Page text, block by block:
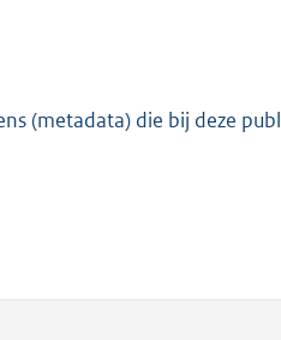
K
(metadata) die bij deze